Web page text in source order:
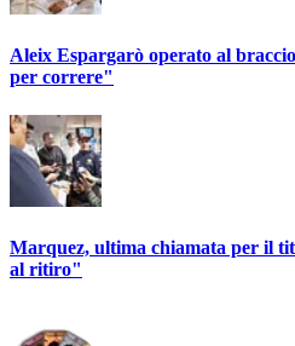
Aleix Espargarò operato al
per correre"
Marquez, ultima chiamata per il
al ritiro"